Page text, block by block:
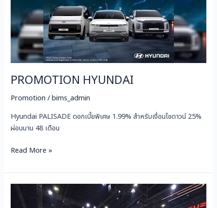
PROMOTION HYUNDAI
Promotion /bims_admin
Hyundai PALISADE ดอกเบี้ยพิเศษ 1.99% สำหรับเงื่อนไขดาวน์ 25%
ผ่อนนาน 48 เดือน
Read More »
ราคา